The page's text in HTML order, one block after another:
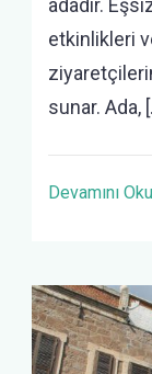
adadır.
etkinlikleri
sunar. Ada,
Devamını Oku